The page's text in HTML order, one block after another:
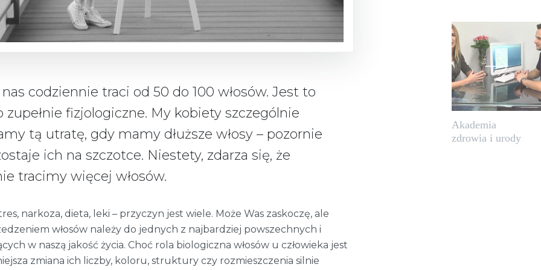
Akademia
zdrowia i urody
codziennie traci od 50 do 100 włosów. Jest to
zupełnie fizjologiczne. My kobiety szczególnie
tą utratę, gdy mamy dłuższe włosy – pozornie
ich na szczotce. Niestety, zdarza się, że
tracimy więcej włosów.
narkoza, dieta, leki – przyczyn jest wiele. Może Was zaskoczę, ale
włosów należy do jednych z najbardziej powszechnych i
w naszą jakość życia. Choć rola biologiczna włosów u człowieka jest
zmiana ich liczby, koloru, struktury czy rozmieszczenia silnie